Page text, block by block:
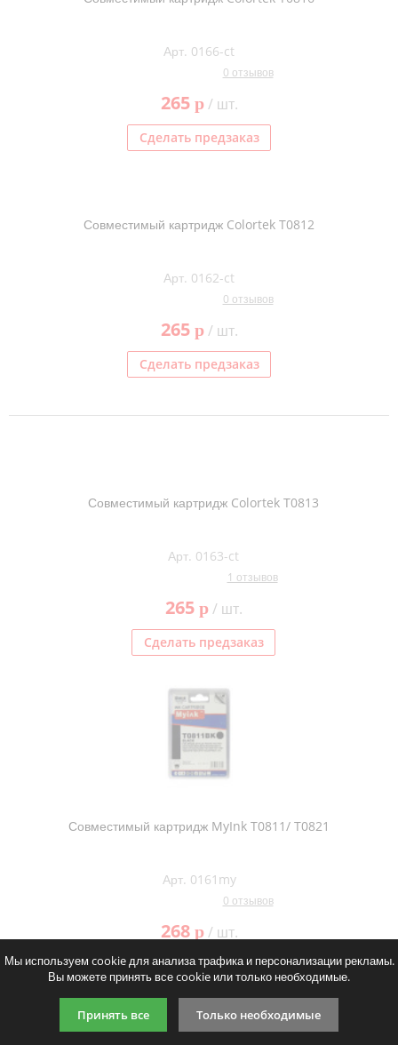
Арт. 0166-ct
0 отзывов
265 p/ шт.
Сделать предзаказ
Совместимый картридж Colortek T0812
Арт. 0162-ct
0 отзывов
265 p/ шт.
Сделать предзаказ
Совместимый картридж Colortek T0813
Арт. 0163-ct
1 отзывов
265 p/ шт.
Сделать предзаказ
Совместимый картридж MyInk T0811/ T0821
Арт. 0161my
0 отзывов
268 p/ шт.
Сделать предзаказ
Мы используем cookie для анализа трафика и персонализации рекламы.
Вы можете принять все cookie или только необходимые.
Принять все Только необходимые